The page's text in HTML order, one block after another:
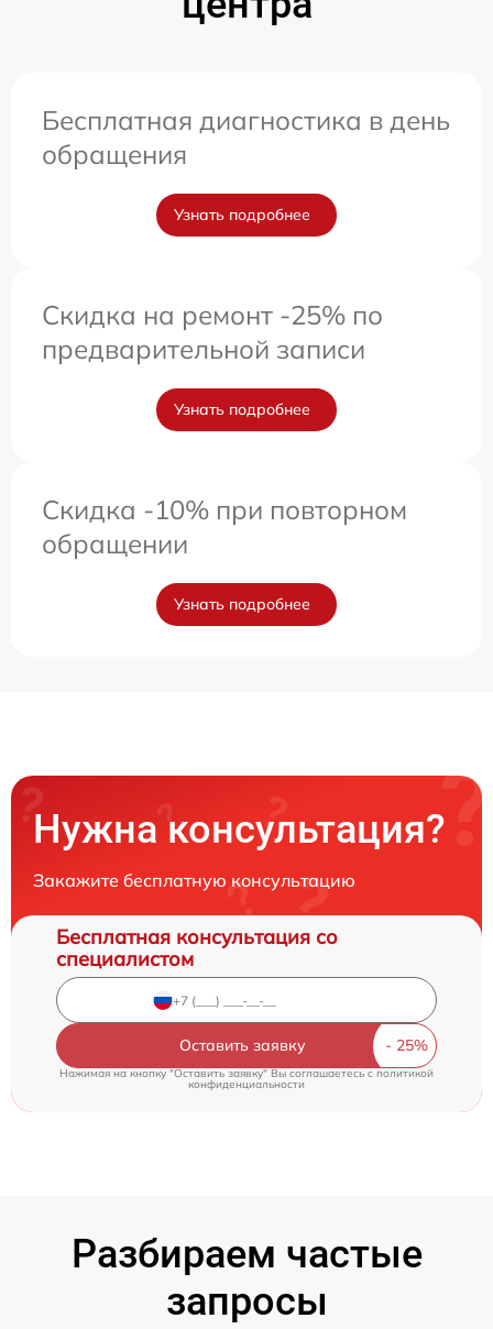
Бесплатная диагностика в день
обращения
Узнать подробнее
Скидка на ремонт -25% по
предварительной записи
Узнать подробнее
Скидка -10% при повторном
обращении
Узнать подробнее
Нужна консультация?
Закажите бесплатную консультацию
Бесплатная консультация со
специалистом
Оставить заявку
Нажимая на кнопку "Оставить заявку" Вы соглашаетесь c политикой
конфиденциальности
Разбираем частые
запросы